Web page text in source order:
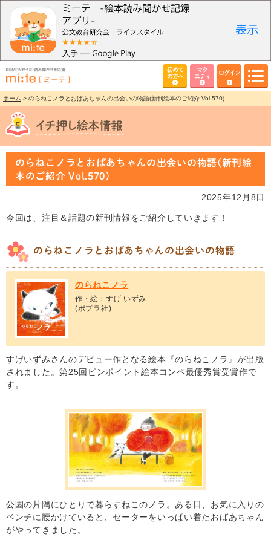
初めて
の方へ
マタ
ニティ
ログイン
ホーム > のらねこノラとおばあちゃんの出会いの物語(新刊絵本のご紹介 Vol.570)
のらねこノラとおばあちゃんの出会いの物語(新刊絵
本のご紹介 Vol.570)
2025年12月8日
今回は、注目＆話題の新刊情報をご紹介していきます！
のらねこノラとおばあちゃんの出会いの物語
のらねこノラ
作・絵：すげ いずみ
(ポプラ社)
すげいずみさんのデビュー作となる絵本『のらねこノラ』が出版
されました。第25回ピンポイント絵本コンペ最優秀賞受賞作で
す。
公園の片隅にひとりで暮らすねこのノラ。ある日、お気に入りの
ベンチに腰かけていると、セーターをいっぱい着たおばあちゃん
がやってきました。